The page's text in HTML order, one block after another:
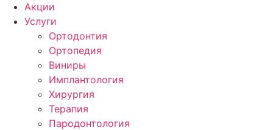
Акции
Услуги
Ортодонтия
Ортопедия
Виниры
Имплантология
Хирургия
Терапия
Пародонтология